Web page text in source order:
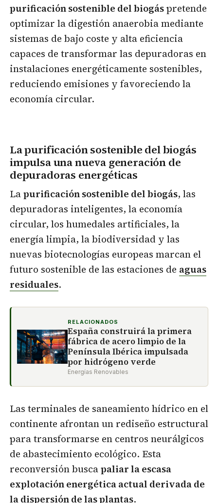
purificación sostenible del biogáspretende
optimizar la digestión anaerobia mediante
sistemas de bajo coste y alta eficiencia
capaces de transformar las depuradoras en
instalaciones energéticamente sostenibles,
reduciendo emisiones y favoreciendo la
economía circular.
La purificación sostenible del biogás
impulsa una nueva generación de
depuradoras energéticas
Lapurificación sostenible del biogás, las
depuradoras inteligentes, la economía
circular, los humedales artificiales, la
energía limpia, la biodiversidad y las
nuevas biotecnologías europeas marcan el
futuro sostenible de las estaciones de aguas
residuales.
RELACIONADOS
España construirá la primera
fábrica de acero limpio de la
Península Ibérica impulsada
por hidrógeno verde
Energías Renovables
Las terminales de saneamiento hídrico en el
continente afrontan un rediseño estructural
para transformarse en centros neurálgicos
de abastecimiento ecológico. Esta
reconversión buscapaliar la escasa
explotación energética actual derivada de
la dispersión de las plantas.